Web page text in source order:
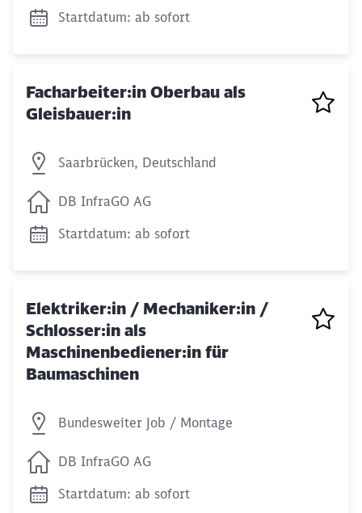
Startdatum: ab sofort
Facharbeiter:in Oberbau als
Gleisbauer:in
Saarbrücken, Deutschland
DB InfraGO AG
Startdatum: ab sofort
Elektriker:in / Mechaniker:in /
Schlosser:in als
Maschinenbediener:in für
Baumaschinen
Bundesweiter Job / Montage
DB InfraGO AG
Startdatum: ab sofort
Möchten Sie zu